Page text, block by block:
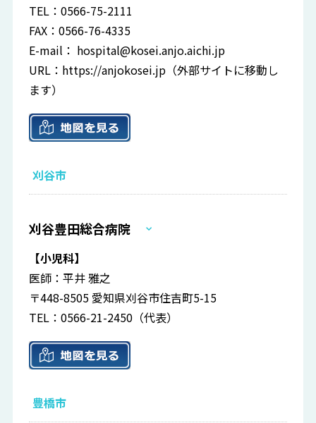
TEL：0566-75-2111
FAX：0566-76-4335
E-mail： hospital@kosei.anjo.aichi.jp
URL： https://anjokosei.jp （外部サイトに移動し
ます）
刈谷市
刈谷豊田総合病院
【小児科】
医師：平井 雅之
〒448-8505 愛知県刈谷市住吉町5-15
TEL：0566-21-2450（代表）
豊橋市